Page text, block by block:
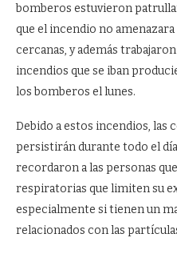
bomberos estuvieron
que el incendio no
cercanas, y además
incendios que se iban
los bomberos el lunes.
Debido a estos incendios, las
persistirán durante todo el
recordaron a las personas
respiratorias que limiten su
especialmente si tienen un
relacionados con las